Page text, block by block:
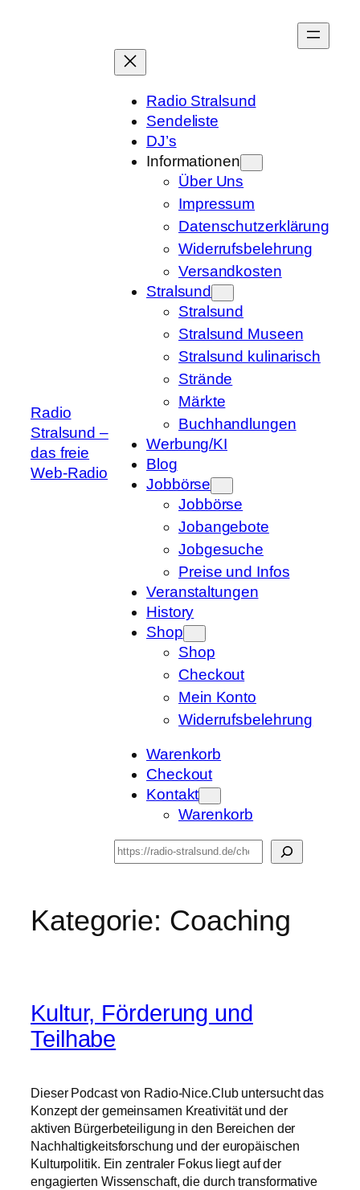
Radio
Stralsund –
das freie
Web-Radio
Radio Stralsund
Sendeliste
DJ’s
Informationen
Über Uns
Impressum
Datenschutzerklärung
Widerrufsbelehrung
Versandkosten
Stralsund
Stralsund
Stralsund Museen
Stralsund kulinarisch
Strände
Märkte
Buchhandlungen
Werbung/KI
Blog
Jobbörse
Jobbörse
Jobangebote
Jobgesuche
Preise und Infos
Veranstaltungen
History
Shop
Shop
Checkout
Mein Konto
Widerrufsbelehrung
Warenkorb
Checkout
Kontakt
Warenkorb
Suchen
Kategorie: Coaching
Kultur, Förderung und
Teilhabe
Dieser Podcast von Radio-Nice.Club untersucht das
Konzept der gemeinsamen Kreativität und der
aktiven Bürgerbeteiligung in den Bereichen der
Nachhaltigkeitsforschung und der europäischen
Kulturpolitik. Ein zentraler Fokus liegt auf der
engagierten Wissenschaft, die durch transformative